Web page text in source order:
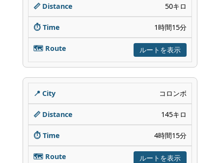
50キロ
1時間15分
ルートを表示
コロンボ
145キロ
4時間15分
ルートを表示